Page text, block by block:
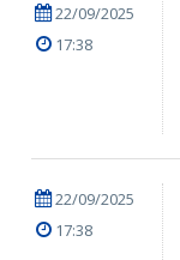
22/09/2025
17:38
22/09/2025
17:38